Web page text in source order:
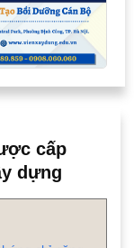
cấp
dựng